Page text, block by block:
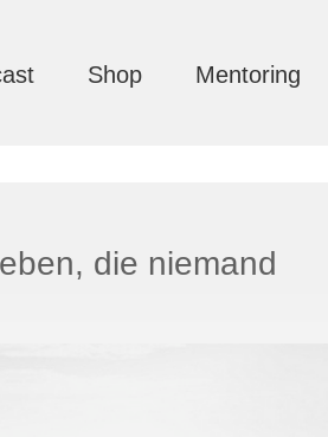
Shop Mentoring
die niemand